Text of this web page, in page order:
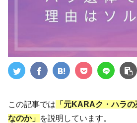
この記事では 「元KARAク・ハラ
なのか」 を説明しています。